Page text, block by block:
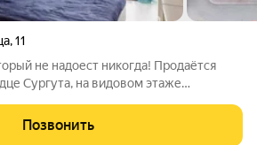
,11
не надоест никогда! Продаётся
Сургута, на видовом этаже
с потрясающего вида на парк «За
Позвонить